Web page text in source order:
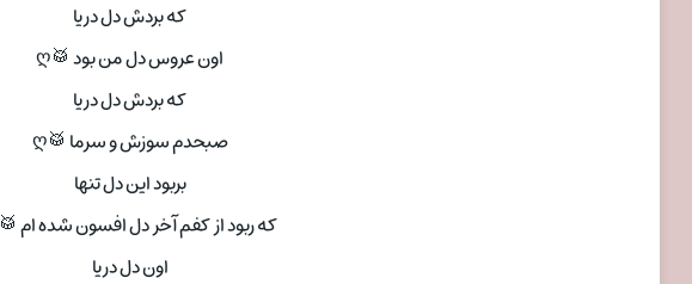
که بردش دل دریا
اون عروس دل من بود 🥁ღ
که بردش دل دریا
صبحدم سوزش و سرما 🥁ღ
بربود این دل تنها
که ربود از کفم آخر دل افسون شده ام 🥁ღ
اون دل دریا